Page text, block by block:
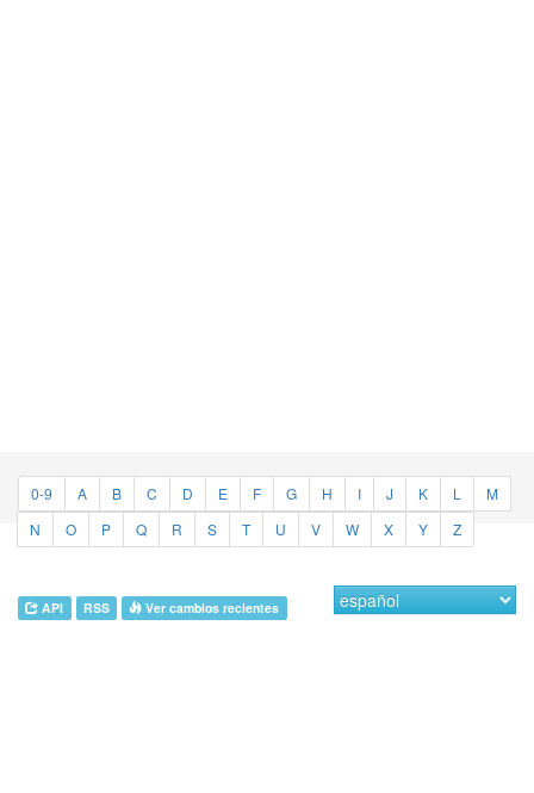
0-9 A B C D E F G H I J K L
M
N
O P Q R S T U V W X Y Z
API RSS Ver cambios recientes